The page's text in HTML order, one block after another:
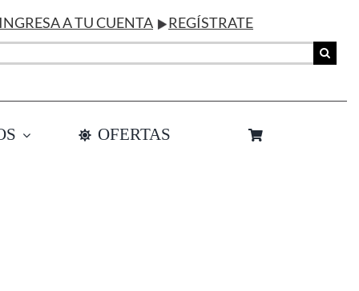
INGRESA A TU CUENTA REGÍSTRATE
OFERTAS